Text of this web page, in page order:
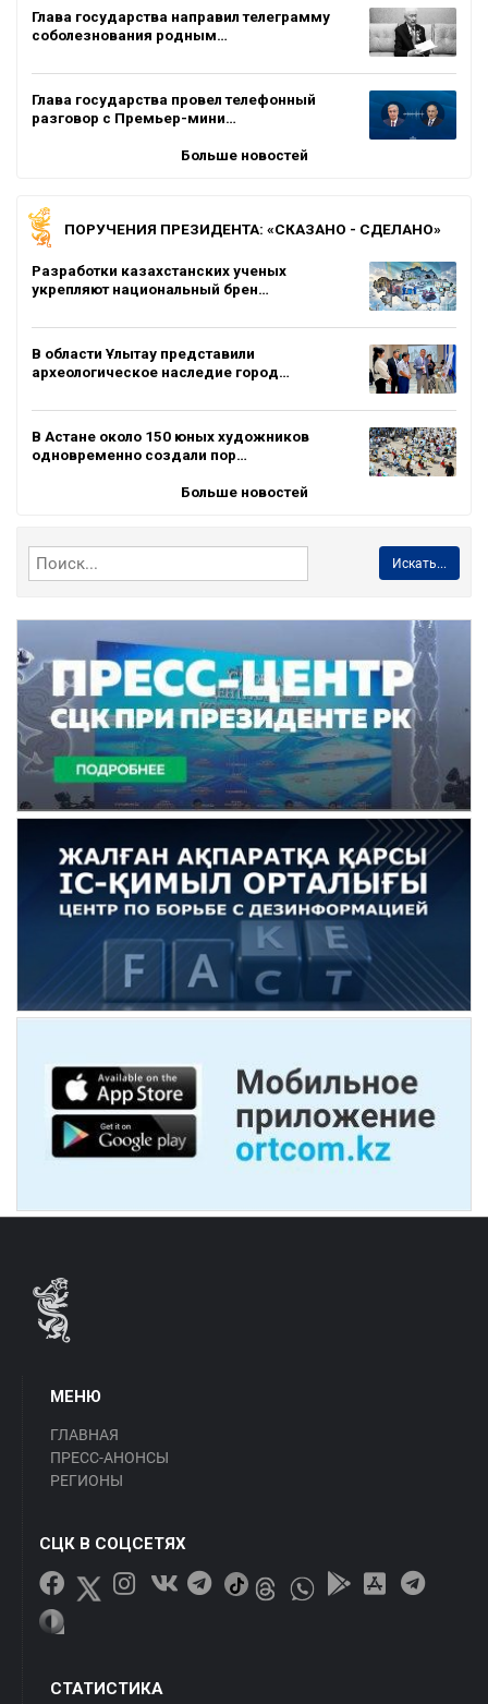
Глава государства направил телеграмму
соболезнования родным…
Глава государства провел телефонный
разговор с Премьер-мини…
Больше новостей
ПОРУЧЕНИЯ ПРЕЗИДЕНТА: «СКАЗАНО - СДЕЛАНО»
Разработки казахстанских ученых
укрепляют национальный брен…
В области Ұлытау представили
археологическое наследие город…
В Астане около 150 юных художников
одновременно создали пор…
Больше новостей
Искать...
МЕНЮ
ГЛАВНАЯ
ПРЕСС-АНОНСЫ
РЕГИОНЫ
СЦК В СОЦСЕТЯХ
СТАТИСТИКА